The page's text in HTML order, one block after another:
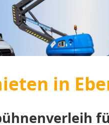
in